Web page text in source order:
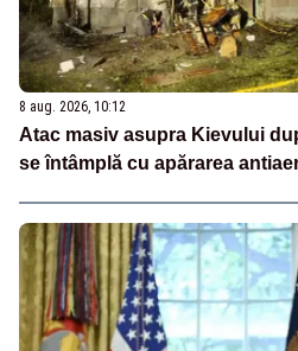
8 aug. 2026, 10:12
Atac masiv asupra Kievului
se întâmplă cu apărarea